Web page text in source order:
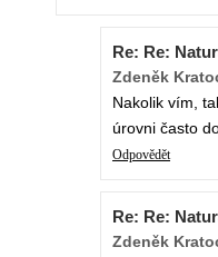
Re: Re:
Zdeněk
Nakolik vím,
úrovni často
Odpovědět
Re: Re:
Zdeněk